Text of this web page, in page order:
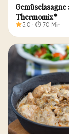
Gemüselasagne
Thermomix®
5.0 · ⏱ 70 Min